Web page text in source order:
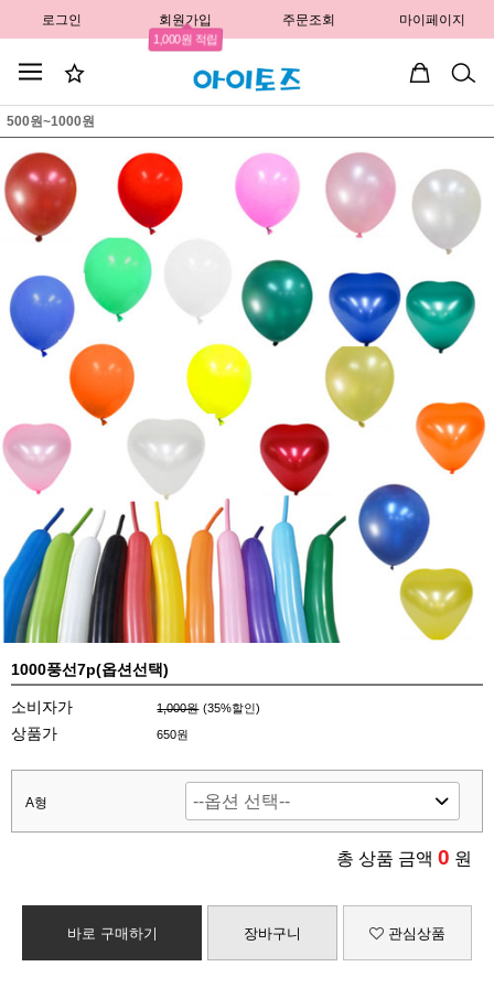
로그인 회원가입
1,000원 적립
주문조회 마이페이지
500원~1000원
1000풍선7p(옵션선택)
소비자가 1,000원 (35%할인)
상품가 650원
A형
총 상품 금액 0 원
바로 구매하기 장바구니 관심상품